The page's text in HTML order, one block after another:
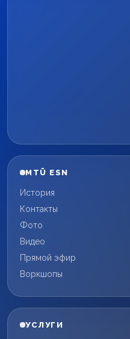
MTÜ ESN
История
Контакты
Фото
Видео
Прямой эфир
Воркшопы
УСЛУГИ